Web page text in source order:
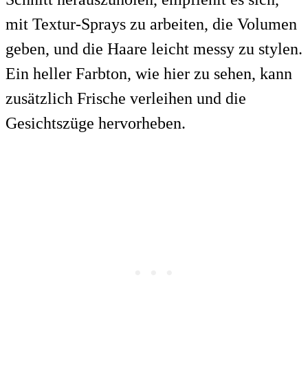
mit Textur-Sprays zu arbeiten, die Volumen
geben, und die Haare leicht messy zu stylen.
Ein heller Farbton, wie hier zu sehen, kann
zusätzlich Frische verleihen und die
Gesichtszüge hervorheben.